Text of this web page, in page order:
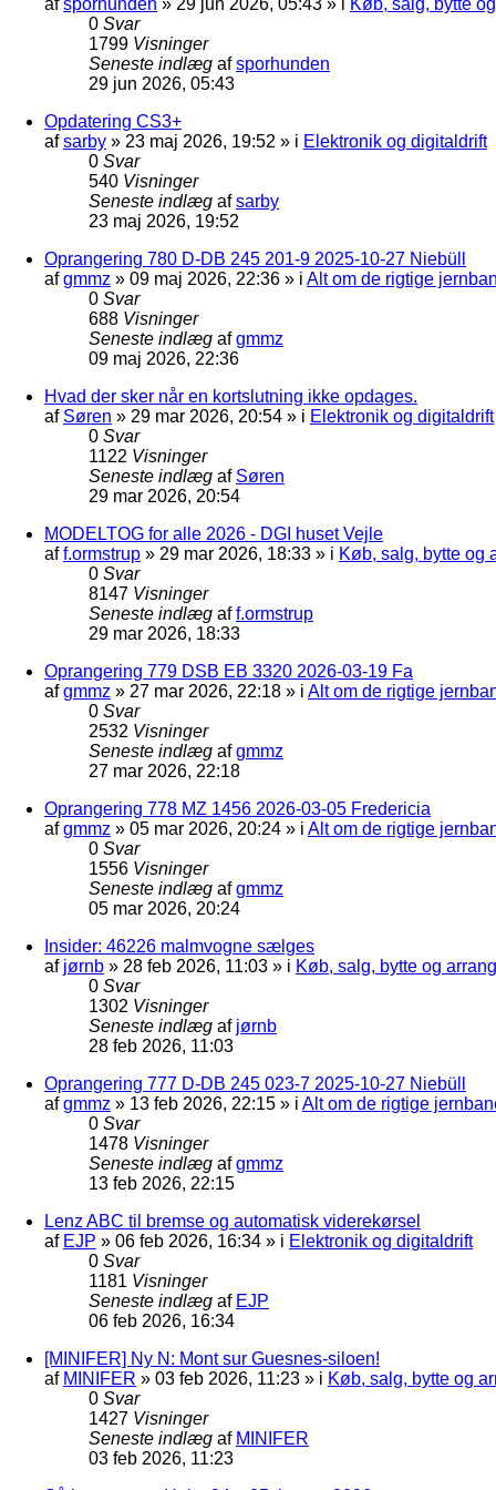
0 Svar
1799 Visninger
Seneste indlæg afsporhunden
29 jun 2026, 05:43
Opdatering CS3+
afsarby » 23 maj 2026, 19:52 » i Elektronik og digitaldrift
0 Svar
540 Visninger
Seneste indlæg afsarby
23 maj 2026, 19:52
Oprangering 780 D-DB 245 201-9 2025-10-27 Niebüll
afgmmz » 09 maj 2026, 22:36 » i Alt om de rigtige
0 Svar
688 Visninger
Seneste indlæg afgmmz
09 maj 2026, 22:36
Hvad der sker når en kortslutning ikke opdages.
af Søren » 29 mar 2026, 20:54 » i Elektronik og digitaldrift
0 Svar
1122 Visninger
Seneste indlæg af Søren
29 mar 2026, 20:54
MODELTOG for alle 2026 - DGI huset Vejle
aff.ormstrup » 29 mar 2026, 18:33 » i Køb, salg, bytte og
0 Svar
8147 Visninger
Seneste indlæg aff.ormstrup
29 mar 2026, 18:33
Oprangering 779 DSB EB 3320 2026-03-19 Fa
afgmmz » 27 mar 2026, 22:18 » i Alt om de rigtige
0 Svar
2532 Visninger
Seneste indlæg afgmmz
27 mar 2026, 22:18
Oprangering 778 MZ 1456 2026-03-05 Fredericia
afgmmz » 05 mar 2026, 20:24 » i Alt om de rigtige
0 Svar
1556 Visninger
Seneste indlæg afgmmz
05 mar 2026, 20:24
Insider: 46226 malmvogne sælges
af jørnb » 28 feb 2026, 11:03 » i Køb, salg, bytte og
0 Svar
1302 Visninger
Seneste indlæg af jørnb
28 feb 2026, 11:03
Oprangering 777 D-DB 245 023-7 2025-10-27 Niebüll
afgmmz » 13 feb 2026, 22:15 » i Alt om de rigtige
0 Svar
1478 Visninger
Seneste indlæg afgmmz
13 feb 2026, 22:15
Lenz ABC til bremse og automatisk viderekørsel
af EJP » 06 feb 2026, 16:34 » i Elektronik og digitaldrift
0 Svar
1181 Visninger
Seneste indlæg af EJP
06 feb 2026, 16:34
[MINIFER] Ny N: Mont sur Guesnes-siloen!
af MINIFER » 03 feb 2026, 11:23 » i Køb, salg, bytte og
0 Svar
1427 Visninger
Seneste indlæg af MINIFER
03 feb 2026, 11:23